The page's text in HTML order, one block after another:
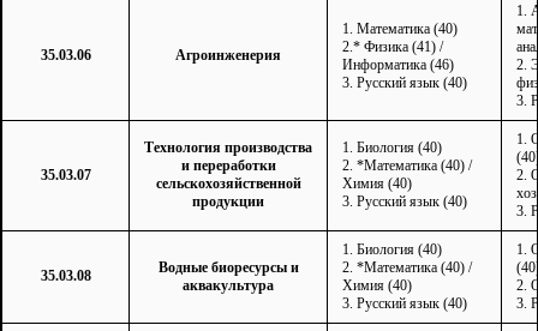
35.03.06 Агроинженерия
1. Математика (40)
2.* Физика (41) /
Информатика (46)
3. Русский язык (40)
1.
2.
3.
35.03.07
Технология производства
и переработки
сельскохозяйственной
продукции
1. Биология (40)
2. *Математика (40) /
Химия (40)
3. Русский язык (40)
1.
2.
3.
35.03.08
Водные биоресурсы и
аквакультура
1. Биология (40)
2. *Математика (40) /
Химия (40)
3. Русский язык (40)
1.
2.
3.